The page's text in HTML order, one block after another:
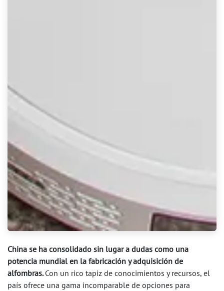
China se ha consolidado sin lugar a dudas como una
potencia mundial en la fabricación y adquisición de
alfombras.Con un rico tapiz de conocimientos y recursos, el
país ofrece una gama incomparable de opciones para